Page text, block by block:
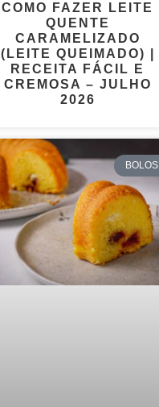
COMO FAZER LEITE
QUENTE
CARAMELIZADO
(LEITE QUEIMADO) |
RECEITA FÁCIL E
CREMOSA – JULHO
2026
BOLOS